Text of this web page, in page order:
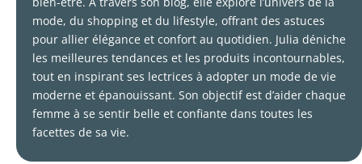
mode, du shopping et du lifestyle, offrant des astuces
pour allier élégance et confort au quotidien. Julia déniche
les meilleures tendances et les produits incontournables,
tout en inspirant ses lectrices à adopter un mode de vie
moderne et épanouissant. Son objectif est d’aider chaque
femme à se sentir belle et confiante dans toutes les
facettes de sa vie.